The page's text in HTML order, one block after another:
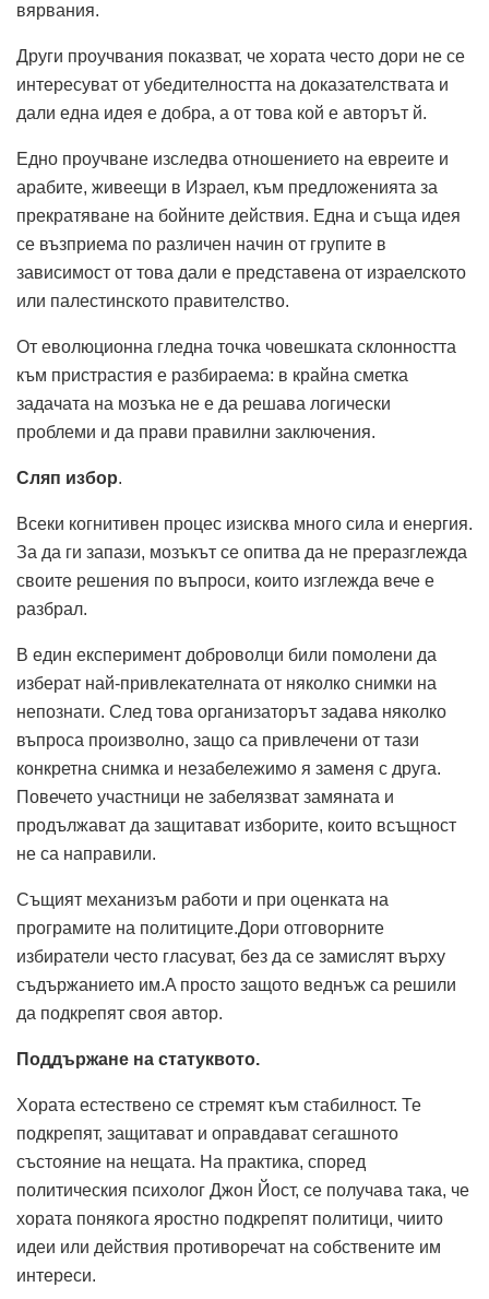
вярвания.
Други проучвания показват, че хората често дори не се
интересуват от убедителността на доказателствата и
дали една идея е добра, а от това кой е авторът й.
Едно проучване изследва отношението на евреите и
арабите, живеещи в Израел, към предложенията за
прекратяване на бойните действия. Една и съща идея
се възприема по различен начин от групите в
зависимост от това дали е представена от израелското
или палестинското правителство.
От еволюционна гледна точка човешката склонността
към пристрастия е разбираема: в крайна сметка
задачата на мозъка не е да решава логически
проблеми и да прави правилни заключения.
Сляп избор.
Всеки когнитивен процес изисква много сила и енергия.
За да ги запази, мозъкът се опитва да не преразглежда
своите решения по въпроси, които изглежда вече е
разбрал.
В един експеримент доброволци били помолени да
изберат най-привлекателната от няколко снимки на
непознати. След това организаторът задава няколко
въпроса произволно, защо са привлечени от тази
конкретна снимка и незабележимо я заменя с друга.
Повечето участници не забелязват замяната и
продължават да защитават изборите, които всъщност
не са направили.
Същият механизъм работи и при оценката на
програмите на политиците.Дори отговорните
избиратели често гласуват, без да се замислят върху
съдържанието им.A просто защото веднъж са решили
да подкрепят своя автор.
Поддържане на статуквото.
Хората естествено се стремят към стабилност. Те
подкрепят, защитават и оправдават сегашното
състояние на нещата. На практика, според
политическия психолог Джон Йост, се получава така, че
хората понякога яростно подкрепят политици, чиито
идеи или действия противоречат на собствените им
интереси.